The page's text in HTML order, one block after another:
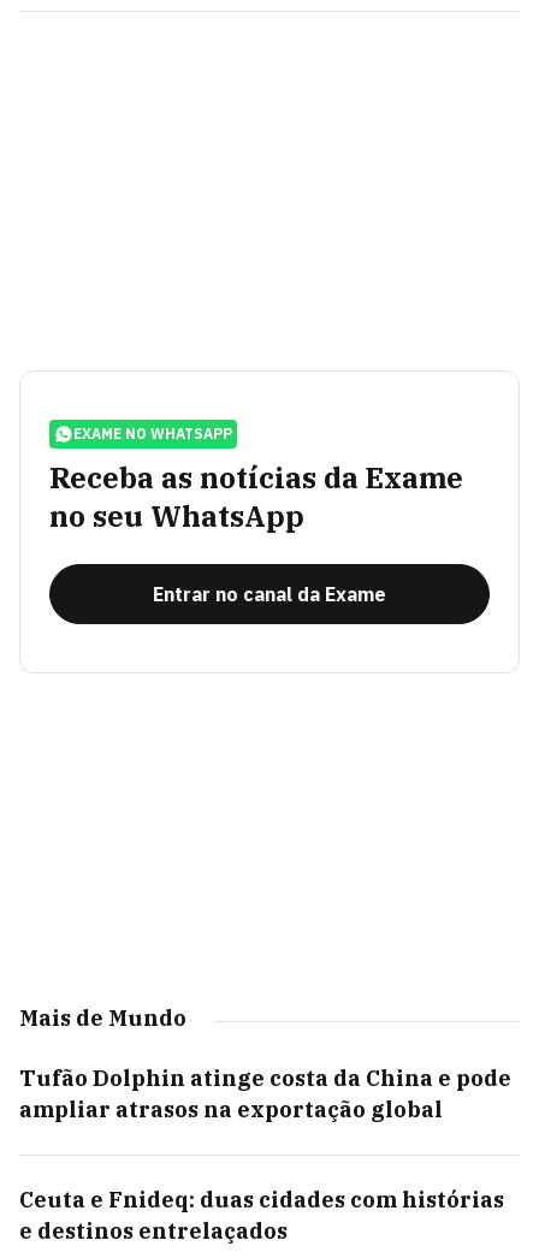
EXAME NO WHATSAPP
Receba as notícias da Exame
no seu WhatsApp
Entrar no canal da Exame
Mais de Mundo
Tufão Dolphin atinge costa da China e pode
ampliar atrasos na exportação global
Ceuta e Fnideq: duas cidades com histórias
e destinos entrelaçados